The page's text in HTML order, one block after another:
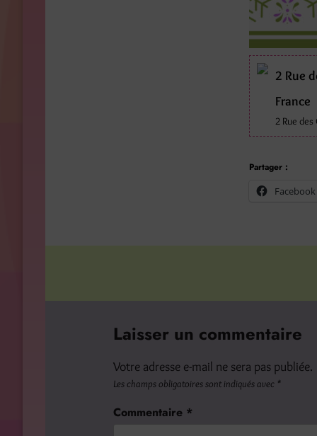
2 Rue
France
2 Rue des
Partager :
Facebook
Laisser un commentaire
Votre adresse e-mail ne sera pas publiée.
Les champs obligatoires sont indiqués avec *
Commentaire *